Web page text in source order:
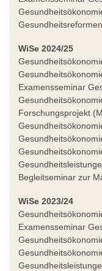
WiSe 2024/25
Examensseminar
Forschungsprojekt
Begleitseminar zur
WiSe 2023/24
Examensseminar